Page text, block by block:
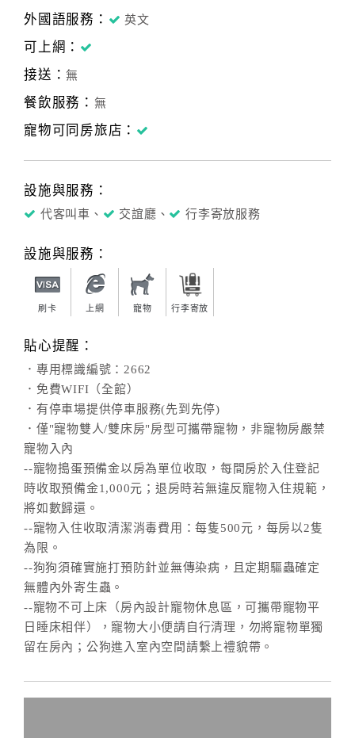
外國語服務： 英文
可上網：
接送：無
餐飲服務： 無
寵物可同房旅店：
設施與服務：
代客叫車、 交誼廳、 行李寄放服務
設施與服務：
刷卡 上網 寵物 行李寄放
貼心提醒：
．專用標識編號：2662
．免費WIFI（全館）
．有停車場提供停車服務(先到先停)
．僅"寵物雙人/雙床房"房型可攜帶寵物，非寵物房嚴禁
寵物入內
--寵物搗蛋預備金以房為單位收取，每間房於入住登記
時收取預備金1,000元；退房時若無違反寵物入住規範，
將如數歸還。
--寵物入住收取清潔消毒費用：每隻500元，每房以2隻
為限。
--狗狗須確實施打預防針並無傳染病，且定期驅蟲確定
無體內外寄生蟲。
--寵物不可上床（房內設計寵物休息區，可攜帶寵物平
日睡床相伴），寵物大小便請自行清理，勿將寵物單獨
留在房內；公狗進入室內空間請繫上禮貌帶。